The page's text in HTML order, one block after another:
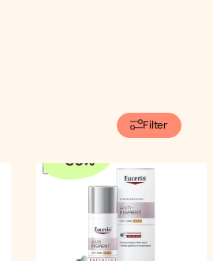
Filter
-30%